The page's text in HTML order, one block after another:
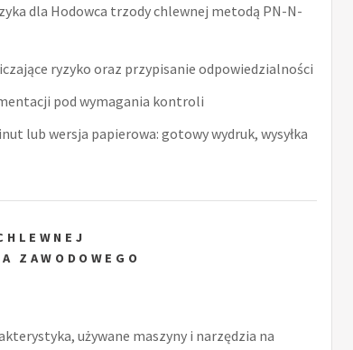
dla Hodowca trzody chlewnej metodą PN-N-
ryzyko oraz przypisanie odpowiedzialności
pod wymagania kontroli
lub wersja papierowa: gotowy wydruk, wysyłka
ZAWODOWEGO
używane maszyny i narzędzia na